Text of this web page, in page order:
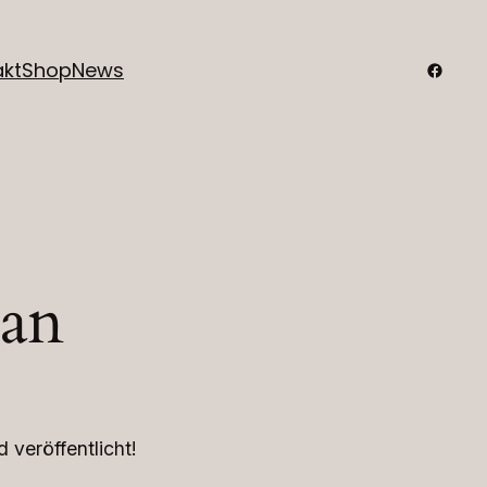
ShopNews
veröffentlicht!